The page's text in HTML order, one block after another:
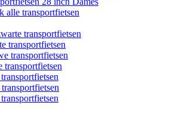
alle transportfietsen
transportfietsen
transportfietsen
transportfietsen
transportfietsen